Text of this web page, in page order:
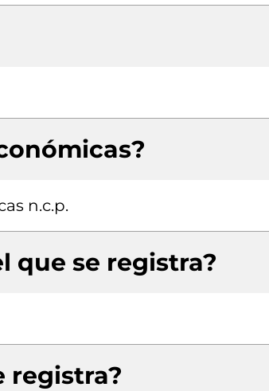
n.c.p.
que se registra?
registra?